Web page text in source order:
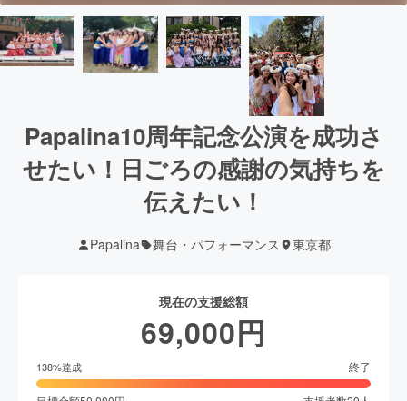
Papalina10周年記念公演を成功さ
せたい！日ごろの感謝の気持ちを
伝えたい！
Papalina 舞台・パフォーマンス 東京都
現在の支援総額
69,000円
138%達成 終了